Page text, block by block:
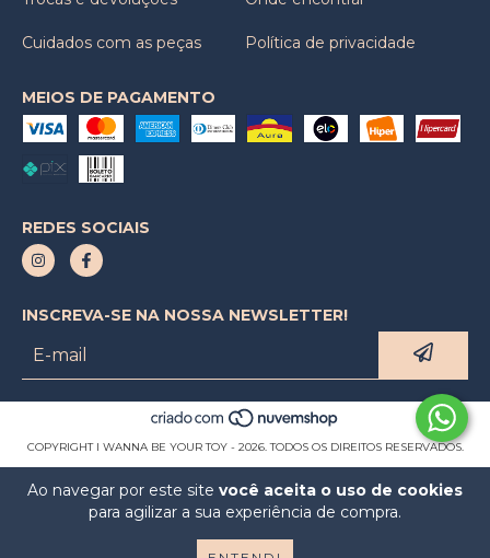
Ao navegar por este site você aceita o uso de cookies
para agilizar a sua experiência de compra.
Cuidados com as peças Política de privacidade
MEIOS DE PAGAMENTO
REDES SOCIAIS
INSCREVA-SE NA NOSSA NEWSLETTER!
COPYRIGHT I WANNA BE YOUR TOY - 2026. TODOS OS DIREITOS RESERVADOS.